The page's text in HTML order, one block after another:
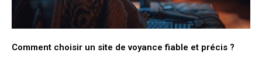
Comment choisir un site de voyance fiable et précis ?